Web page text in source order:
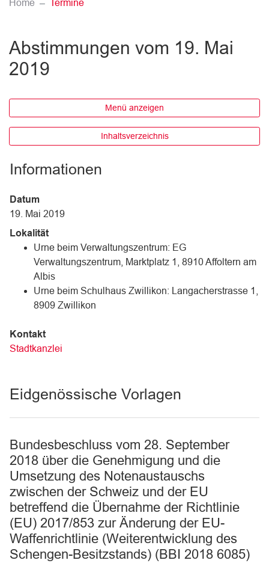
Home Termine(ausgewählt)
Abstimmungen vom 19. Mai
2019
Menü anzeigen
Inhaltsverzeichnis
Informationen
Datum
19. Mai 2019
Lokalität
Urne beim Verwaltungszentrum: EG
Verwaltungszentrum, Marktplatz 1, 8910 Affoltern am
Albis
Urne beim Schulhaus Zwillikon: Langacherstrasse 1,
8909 Zwillikon
Kontakt
Stadtkanzlei
Eidgenössische Vorlagen
Bundesbeschluss vom 28. September
2018 über die Genehmigung und die
Umsetzung des Notenaustauschs
zwischen der Schweiz und der EU
betreffend die Übernahme der Richtlinie
(EU) 2017/853 zur Änderung der EU-
Waffenrichtlinie (Weiterentwicklung des
Schengen-Besitzstands) (BBI 2018 6085)